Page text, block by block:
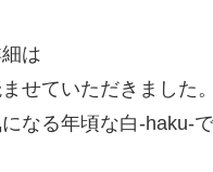
は
せていただきました。
なる年頃な白-haku-で